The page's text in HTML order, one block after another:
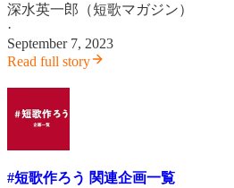
深水英一郎（短歌マガジン）
·
September 7, 2023
Read full story
#短歌作ろう 関連企画一覧